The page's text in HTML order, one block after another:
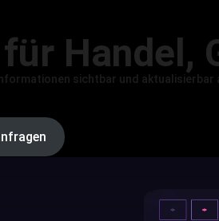
Handel,
sichtbar und